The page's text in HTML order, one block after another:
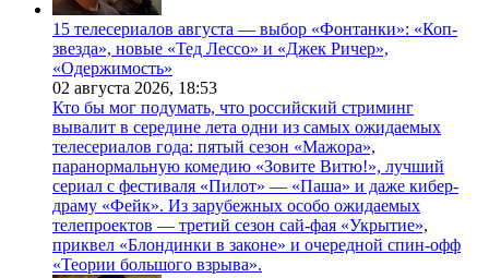
15 телесериалов августа — выбор «Фонтанки»: «Коп-
звезда», новые «Тед Лессо» и «Джек Ричер»,
«Одержимость»
02 августа 2026, 18:53
Кто бы мог подумать, что российский стриминг
вывалит в середине лета одни из самых ожидаемых
телесериалов года: пятый сезон «Мажора»,
паранормальную комедию «Зовите Витю!», лучший
сериал с фестиваля «Пилот» — «Паша» и даже кибер-
драму «Фейк». Из зарубежных особо ожидаемых
телепроектов — третий сезон сай-фая «Укрытие»,
приквел «Блондинки в законе» и очередной спин-офф
«Теории большого взрыва».